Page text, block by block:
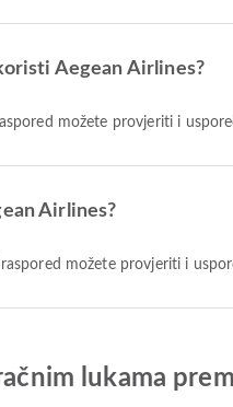
Aegean Airlines?
možete provjeriti i
Airlines?
možete provjeriti i
lukama